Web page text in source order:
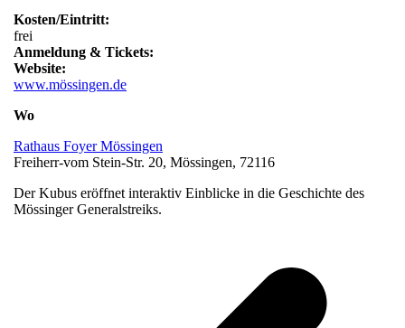
Kosten/Eintritt:
frei
Anmeldung & Tickets:
Website:
www.mössingen.de
Wo
Rathaus Foyer Mössingen
Freiherr-vom Stein-Str. 20, Mössingen, 72116
Der Kubus eröffnet interaktiv Einblicke in die Geschichte des
Mössinger Generalstreiks.